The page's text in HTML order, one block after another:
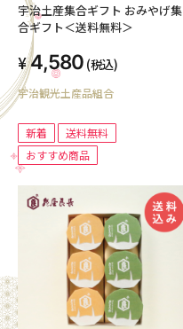
宇治土産集合ギフト おみやげ集
合ギフト＜送料無料＞
4,580 (税込)
宇治観光土産品組合
新着
送料無料
おすすめ商品